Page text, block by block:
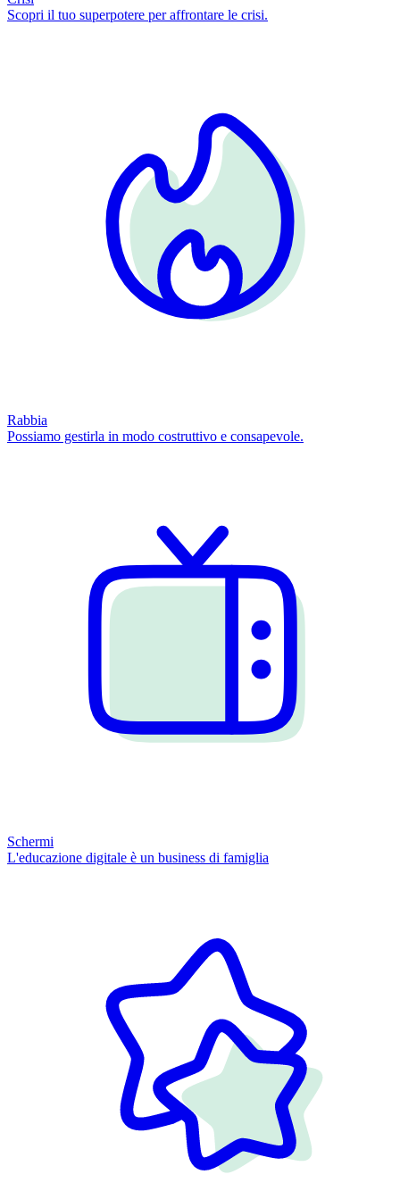
Scopri il tuo superpotere per affrontare le crisi.
Rabbia
Possiamo gestirla in modo costruttivo e consapevole.
Schermi
L'educazione digitale è un business di famiglia